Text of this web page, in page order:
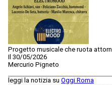
Progetto musicale che ruota
Il 30/05/2026
Mercurio Pigneto
leggi la notizia su Oggi Roma